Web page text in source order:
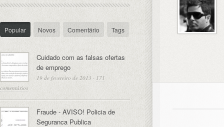
Popular Novos Comentário Tags
Cuidado com as falsas ofertas
de emprego
19 de fevereiro de 2013 · 171
comentários
Fraude - AVISO! Policia de
Seguranca Publica